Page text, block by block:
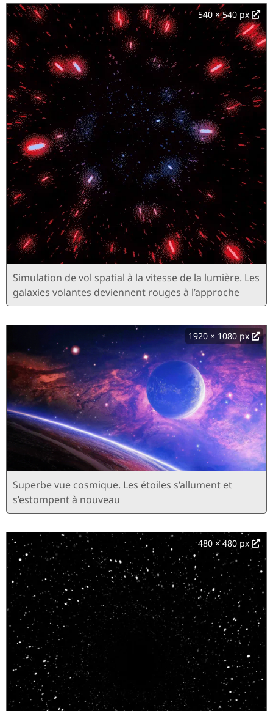
540 × 540 px
Simulation de vol spatial à la vitesse de la lumière. Les
galaxies volantes deviennent rouges à l’approche
1920 × 1080 px
Superbe vue cosmique. Les étoiles s’allument et
s’estompent à nouveau
480 × 480 px